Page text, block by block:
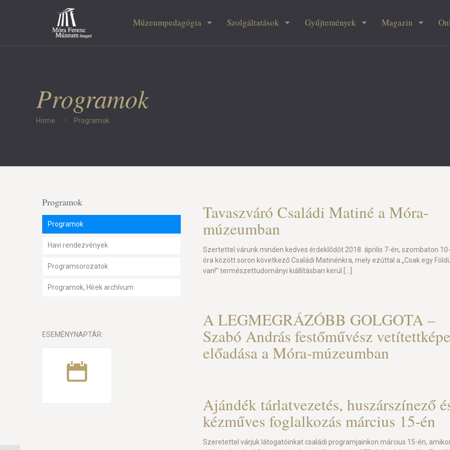
Múzeumpedagógia Szolgáltatások Gyűjtemények Magazin
Programok
Home Programok
Programok
Programok
Havi rendezvények
Programsorozatok
Programok, Hírek archívum
ESEMÉNYNAPTÁR:
Tavaszváró Családi Matiné a Móra-
múzeumban
Szertettel várunk minden kedves érdeklődőt 2018. április 7-én, szombaton
óra között soron következő Családi Matinénkra, mely ezúttal a „Csak egy
van!” természettudományi kiállításban kerül
A LEGMEGRÁZÓBB GOLGOTA –
Szabó András festőművész
előadása a Móra-múzeumban
Ajándék tárlatvezetés, huszárszínező
kézműves foglalkozás március 15-én
Szeretettel várjuk látogatóinkat családi programjainkon március 15-én,